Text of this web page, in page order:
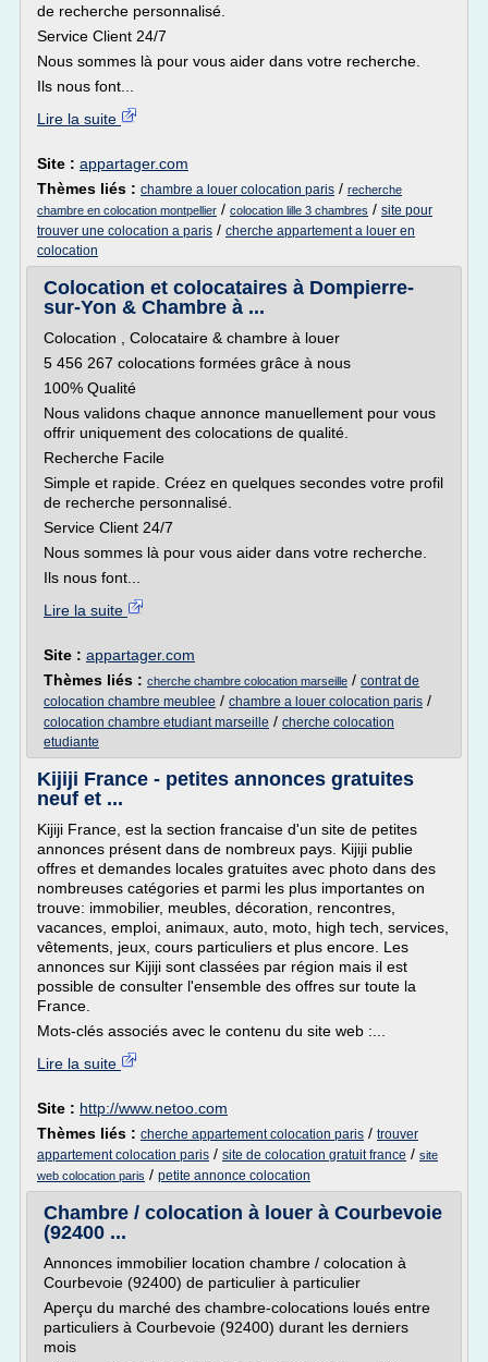
de recherche personnalisé.
Service Client 24/7
Nous sommes là pour vous aider dans votre recherche.
Ils nous font...
Lire la suite
Site : appartager.com
Thèmes liés : chambre a louer colocation paris / recherche
chambre en colocation montpellier / colocation lille 3 chambres / site pour
trouver une colocation a paris / cherche appartement a louer en
colocation
Colocation et colocataires à Dompierre-
sur-Yon & Chambre à ...
Colocation , Colocataire & chambre à louer
5 456 267 colocations formées grâce à nous
100% Qualité
Nous validons chaque annonce manuellement pour vous
offrir uniquement des colocations de qualité.
Recherche Facile
Simple et rapide. Créez en quelques secondes votre profil
de recherche personnalisé.
Service Client 24/7
Nous sommes là pour vous aider dans votre recherche.
Ils nous font...
Lire la suite
Site : appartager.com
Thèmes liés : cherche chambre colocation marseille / contrat de
colocation chambre meublee / chambre a louer colocation paris /
colocation chambre etudiant marseille / cherche colocation
etudiante
Kijiji France - petites annonces gratuites
neuf et ...
Kijiji France, est la section francaise d'un site de petites
annonces présent dans de nombreux pays. Kijiji publie
offres et demandes locales gratuites avec photo dans des
nombreuses catégories et parmi les plus importantes on
trouve: immobilier, meubles, décoration, rencontres,
vacances, emploi, animaux, auto, moto, high tech, services,
vêtements, jeux, cours particuliers et plus encore. Les
annonces sur Kijiji sont classées par région mais il est
possible de consulter l'ensemble des offres sur toute la
France.
Mots-clés associés avec le contenu du site web :...
Lire la suite
Site : http://www.netoo.com
Thèmes liés : cherche appartement colocation paris / trouver
appartement colocation paris / site de colocation gratuit france / site
web colocation paris / petite annonce colocation
Chambre / colocation à louer à Courbevoie
(92400 ...
Annonces immobilier location chambre / colocation à
Courbevoie (92400) de particulier à particulier
Aperçu du marché des chambre-colocations loués entre
particuliers à Courbevoie (92400) durant les derniers
mois